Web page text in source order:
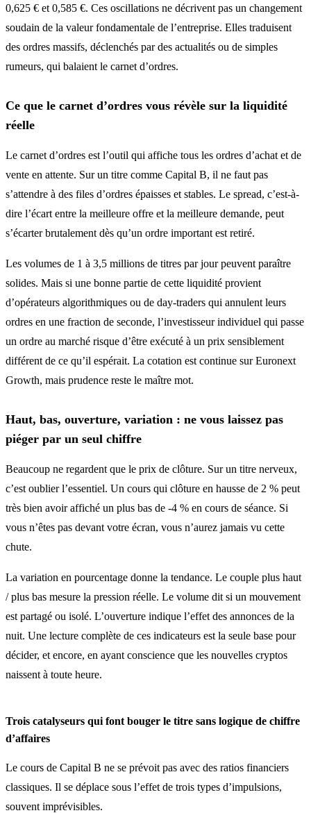
0,625 € et 0,585 €. Ces oscillations ne décrivent pas un changement
soudain de la valeur fondamentale de l’entreprise. Elles traduisent
des ordres massifs, déclenchés par des actualités ou de simples
rumeurs, qui balaient le carnet d’ordres.
Ce que le carnet d’ordres vous révèle sur la liquidité
réelle
Le carnet d’ordres est l’outil qui affiche tous les ordres d’achat et de
vente en attente. Sur un titre comme Capital B, il ne faut pas
s’attendre à des files d’ordres épaisses et stables. Le spread, c’est-à-
dire l’écart entre la meilleure offre et la meilleure demande, peut
s’écarter brutalement dès qu’un ordre important est retiré.
Les volumes de 1 à 3,5 millions de titres par jour peuvent paraître
solides. Mais si une bonne partie de cette liquidité provient
d’opérateurs algorithmiques ou de day-traders qui annulent leurs
ordres en une fraction de seconde, l’investisseur individuel qui passe
un ordre au marché risque d’être exécuté à un prix sensiblement
différent de ce qu’il espérait. La cotation est continue sur Euronext
Growth, mais prudence reste le maître mot.
Haut, bas, ouverture, variation : ne vous laissez pas
piéger par un seul chiffre
Beaucoup ne regardent que le prix de clôture. Sur un titre nerveux,
c’est oublier l’essentiel. Un cours qui clôture en hausse de 2 % peut
très bien avoir affiché un plus bas de -4 % en cours de séance. Si
vous n’êtes pas devant votre écran, vous n’aurez jamais vu cette
chute.
La variation en pourcentage donne la tendance. Le couple plus haut
/ plus bas mesure la pression réelle. Le volume dit si un mouvement
est partagé ou isolé. L’ouverture indique l’effet des annonces de la
nuit. Une lecture complète de ces indicateurs est la seule base pour
décider, et encore, en ayant conscience que les nouvelles cryptos
naissent à toute heure.
Trois catalyseurs qui font bouger le titre sans logique de chiffre
d’affaires
Le cours de Capital B ne se prévoit pas avec des ratios financiers
classiques. Il se déplace sous l’effet de trois types d’impulsions,
souvent imprévisibles.